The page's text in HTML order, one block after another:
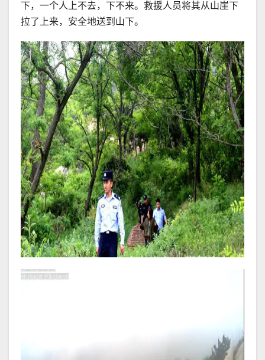
下，一个人上不去，下不来。救援人员将其从山崖下
拉了上来，安全地送到山下。